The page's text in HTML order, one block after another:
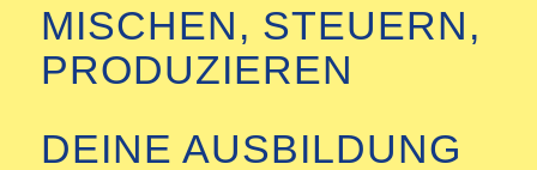
MISCHEN, STEUERN,
PRODUZIEREN
DEINE AUSBILDUNG